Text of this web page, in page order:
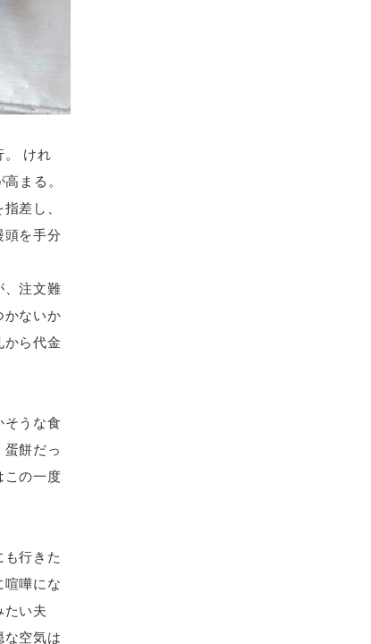
。 けれ
まる。
差し、
を手分
、注文難
かないか
ら代金
うな食
餅だっ
この一度
行きた
嘩にな
たい夫
空気は